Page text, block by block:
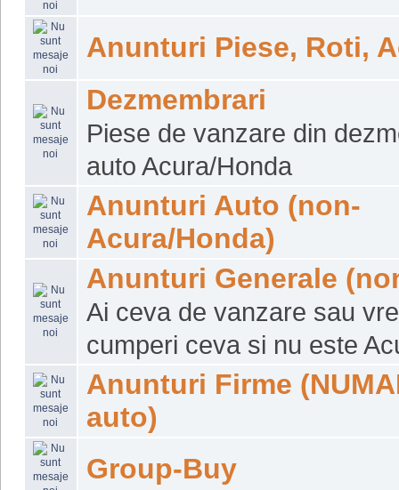
Anunturi Piese, Roti,
Dezmembrari
Piese de vanzare din
auto Acura/Honda
Anunturi Auto (non-
Acura/Honda)
Anunturi Generale
Ai ceva de vanzare sau
cumperi ceva si nu este
Anunturi Firme
auto)
Group-Buy